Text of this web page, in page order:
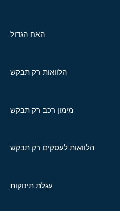
האח הגדול
הלוואות רק תבקש
מימון רכב רק תבקש
הלוואות לעסקים רק תבקש
עגלת תינוקות